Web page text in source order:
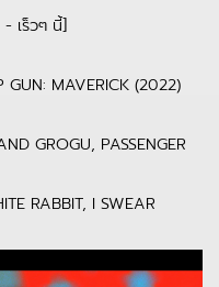
เร็วๆ นี้]
MAVERICK (2022)
GROGU, PASSENGER
RABBIT, I SWEAR